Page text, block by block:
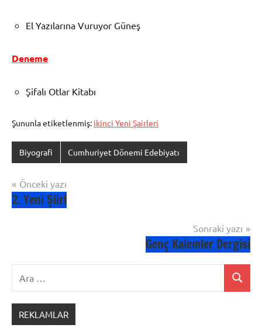
El Yazılarına Vuruyor Güneş
Deneme
Şifalı Otlar Kitabı
Şununla etiketlenmiş: ikinci Yeni Şairleri
Biyografi Cumhuriyet Dönemi Edebiyatı
Yazı
gezinmesi
Önceki yazı
2. Yeni Şiiri
Sonraki yazı
Genç Kalemler Dergisi
Ara
REKLAMLAR